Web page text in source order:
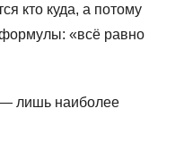
кто куда, а потому
«всё равно
лишь наиболее